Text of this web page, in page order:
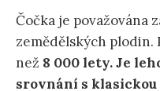
Čočka je považována
zemědělských plodin.
než 8 000 lety. Je lehce stravitelná a ve
srovnání s klasickou